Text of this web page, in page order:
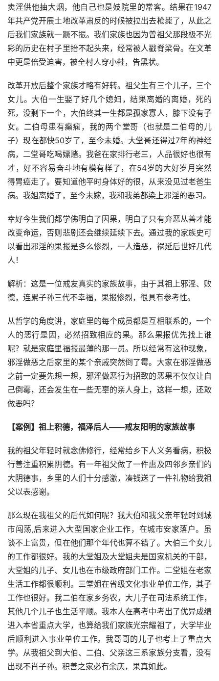
卖淫供他抽大烟，他自己也是妓院里的常客。结果在1947
年共产党开展土地改革肃反的时候被拉出去枪毙了，从此之
后我们家族就一蹶不振。我们家族也因为曾祖父那段极不光
彩的历史在村子里抬不起头来，经常被人戳脊梁骨。在文革
中更是倍受迫害，被全村人穿小鞋，告黑状。
改革开放后整个家族才略有好转。祖父生有三个儿子，三个
女儿。大伯一生娶了好几个媳妇，结果离婚的离婚，死的
死，没剩下一个，大伯终其一生都是孤家寡人，膝下没有子
女。二伯母患有癫痫，我的两个堂哥（也就是二伯母的儿
子）现在都快50岁了，至今未婚。大堂哥还得过7年的神经
病，二堂哥吃喝嫖赌。我爸在家排行老三，人品很好也很有
才，好不容易奋斗地有模有样了，在54岁的大好岁月突然
得胃癌走了。要知道他平时身体好的很，从来没见过老爸生
病。我姐离婚了，至今未嫁，我和我弟都染上邪淫的恶习。
幸好今生我们都学佛明白了因果，明白了只有弃恶从善才能
改变命运，否则悲剧还会继续延续下去。通过我的家族史可
以看出邪淫的果报是多么惨烈，一人造恶，祸延后世好几代
人！
解析：这是一位戒友真实的家族故事，由于其祖上邪淫、败
德，连累子孙三代不幸福，果报惨烈，很具有参考性。
从哲学的角度讲，家庭里的每个成员都是互相联系的，一个
人的恶行是因，必然招致相应的果。那么果报优先找上谁
呢？就是家庭里福报最薄的那一员。所以经常有这种现象，
邪淫做恶之后家里的某个亲戚突然倒了霉。大家在邪淫做恶
之前一定要先想一想，邪淫做恶行为招致的恶果不仅仅让自
己倒霉，还会发生在一些无辜的亲人身上，这样一想，还敢
做恶吗？
【案例】祖上积德，福泽后人——戒友阳明的家族故事
我的祖父年轻时就念佛修行，经常给乡下人义务看病，积极
行善注重积累阴德。有一年祖父做了一件惠及四邻乡亲们的
大阴德事，乡里的人们十分感激，凑钱送了一件礼物给我祖
父以表感谢。
那么现在我祖父的后代如何呢？我大伯和我父亲年轻时到城
市闯荡,后来进入大型国家企业工作，在城市安家落户。虽
谈不上富贵，但在他们那个年代也算不错了。大伯三个女儿
的工作都很好。我的大堂姐及大堂姐夫是国家机关的干部，
大堂姐的儿子、女儿也在市级政府部门工作。二堂姐在老家
生活工作都很顺利。三堂姐在省级文化事业单位工作，其子
工作也很好。我二伯在家乡务农，大儿子在司法系统工作，
其他几个儿子也生活平顺。我本人在高考中考出了优异成绩
进入本省重点大学，也算给我们家族光宗耀祖了，大学毕业
后顺利进入事业单位工作。我哥哥的儿子也考上了重点大
学。从我祖父到大伯、二伯、父亲这三系家族分支看，没有
出现不肖子孙。积善之家必有余庆，果真如此。